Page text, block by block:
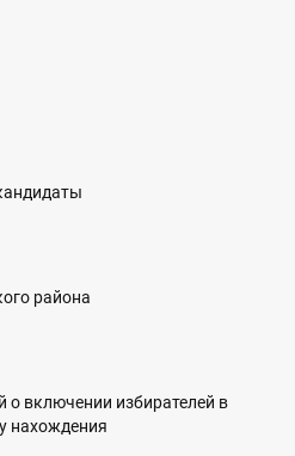
района
о включении избирателей в
нахождения